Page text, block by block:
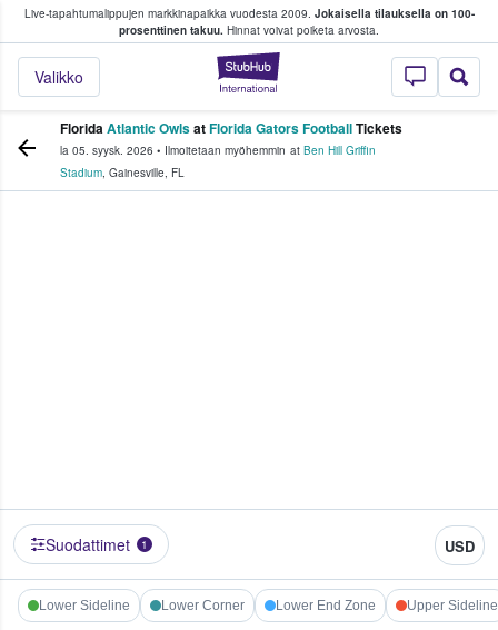
Live-tapahtumalippujen markkinapaikka vuodesta 2009. Jokaisella tilauksella on 100-
prosenttinen takuu. Hinnat voivat poiketa arvosta.
StubHub -
Valikko
fanit ostavat ja myyvät lippuja
FloridaAtlantic OwlsatFlorida Gators FootballTickets
la 05. syysk. 2026 • Ilmoitetaan myöhemmin at Ben Hill Griffin
Stadium, Gainesville, FL
Suodattimet 1 USD
Lower Sideline Lower Corner Lower End Zone Upper Sideline